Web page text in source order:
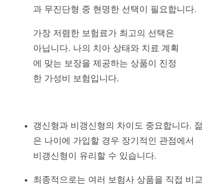
과 무진단형 중 현명한 선택이 필요합니다.
가장 저렴한 보험료가 최고의 선택은
아닙니다. 나의 치아 상태와 치료 계획
에 맞는 보장을 제공하는 상품이 진정
한 가성비 보험입니다.
갱신형과 비갱신형의 차이도 중요합니다. 젊
은 나이에 가입할 경우 장기적인 관점에서
비갱신형이 유리할 수 있습니다.
최종적으로는 여러 보험사 상품을 직접 비교